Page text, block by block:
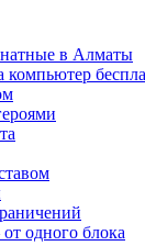
в Алматы
одного блока